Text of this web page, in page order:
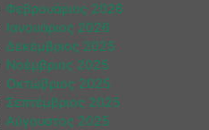
Φεβρουάριος 2026
Ιανουάριος 2026
Δεκέμβριος 2025
Νοέμβριος 2025
Οκτώβριος 2025
Σεπτέμβριος 2025
Αύγουστος 2025